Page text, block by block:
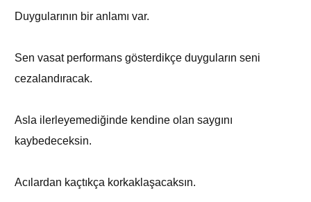
Duygularının bir anlamı var.
Sen vasat performans gösterdikçe duyguların seni
cezalandıracak.
Asla ilerleyemediğinde kendine olan saygını
kaybedeceksin.
Acılardan kaçtıkça korkaklaşacaksın.